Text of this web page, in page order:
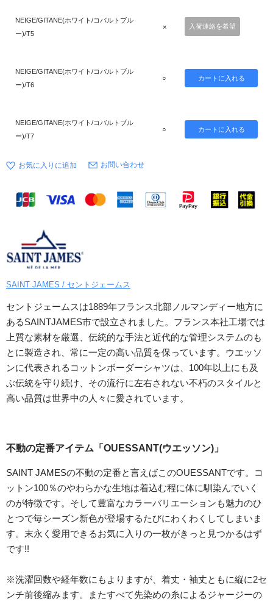
NEIGE/GITANE(ホワイト/コバルトブル
ー)/T5
× 入荷連絡を希望
NEIGE/GITANE(ホワイト/コバルトブル
ー)/T6
○
NEIGE/GITANE(ホワイト/コバルトブル
ー)/T7
○
お問い合わせ
SAINT JAMES / セントジェームス
セントジェームスは1889年フランス北部ノルマンディー地方に
あるSAINTJAMES市で設立されました。フランス本社工場では
上質な素材を厳選、伝統的な手法と近代的な管理システムのも
とに製造され、常に一定の高い品質を保っています。ウエッソ
ンに代表されるコットンボーダーシャツは、100年以上にも及
ぶ伝統を守り続け、その流行に左右されない不朽のスタイルと
高い品質は世界中の人々に愛されています。
不動の定番アイテム「OUESSANT(ウエッソン)」
SAINT JAMESの不動の定番と言えばこのOUESSANTです。コ
ットン100％のやわらかな生地は着込む程に体に馴染んでいく
のが特徴です。そして豊富なカラーバリエーションも魅力のひ
とつで毎シーズン新色が登場するたびにわくわくしてしまいま
す。末永く愛用できるお気に入りの一枚がきっと見つかるはず
です!!
※洗濯回数や経年数にもよりますが、着丈・袖丈ともに縦に2セ
ンチ前後縮みます。またすべて先染めの糸によるジャージーの